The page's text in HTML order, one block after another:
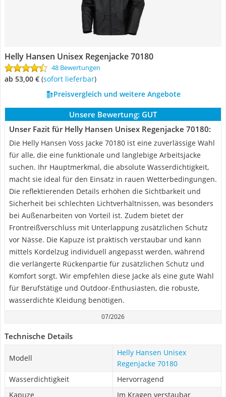
Helly Hansen Unisex Regenjacke 70180
48 Bewertungen
ab 53,00 € ( Sofort lieferbar)
Preisvergleich und weitere Angebote
Unsere Bewertung: GUT
Unser Fazit für Helly Hansen Unisex Regenjacke 70180:
Die Helly Hansen Voss Jacke 70180 ist eine zuverlässige Wahl
für alle, die eine funktionale und langlebige Arbeitsjacke
suchen. Ihr Hauptmerkmal, die absolute Wasserdichtigkeit,
macht sie ideal für den Einsatz in rauen Wetterbedingungen.
Die reflektierenden Details erhöhen die Sichtbarkeit und
Sicherheit bei schlechten Lichtverhältnissen, was besonders
bei Außenarbeiten von Vorteil ist. Zudem bietet der
Frontreißverschluss mit Unterlappung zusätzlichen Schutz
vor Nässe. Die Kapuze ist praktisch verstaubar und kann
mittels Kordelzug individuell angepasst werden, während
die verlängerte Rückenpartie für zusätzlichen Schutz und
Komfort sorgt. Wir empfehlen diese Jacke als eine gute Wahl
für Berufstätige und Outdoor-Enthusiasten, die robuste,
wasserdichte Kleidung benötigen.
07/2026
Technische Details
Modell
Helly Hansen Unisex
Regenjacke 70180
Wasserdichtigkeit
Hervorragend
Kapuze
Im Kragen verstaubar